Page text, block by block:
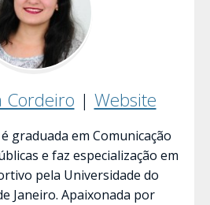
Cordeiro | Website
graduada em Comunicação
e faz especialização em
pela Universidade do
Janeiro. Apaixonada por